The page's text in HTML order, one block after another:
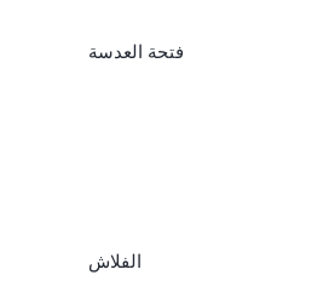
فتحة العدسة
الفلاش